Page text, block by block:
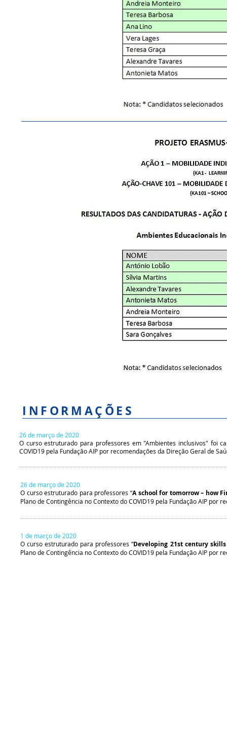
INFORMAÇÕES
26 de março de 2020
O curso estruturado para professores em "Ambientes inclusivos" foi
COVID19 pela Fundação AIP por recomendações da Direção Geral de
26 de março de 2020
O curso estruturado para professores “A school for tomorrow – how
Plano de Contingência no Contexto do COVID19 pela Fundação AIP por
1 de março de 2020
O curso estruturado para professores “Developing 21st century
Plano de Contingência no Contexto do COVID19 pela Fundação AIP por